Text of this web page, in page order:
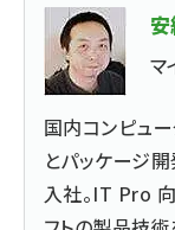
マ
国内コンピュ
とパッケージ
入社。IT Pro